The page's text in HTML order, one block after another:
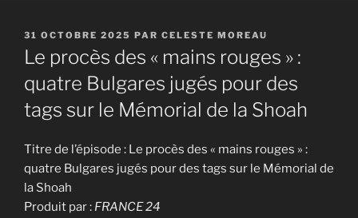
PUBLIÉ
LE
31 OCTOBRE 2025 PAR CELESTE MOREAU
Le procès des « mains rouges » :
quatre Bulgares jugés pour des
tags sur le Mémorial de la Shoah
Titre de l’épisode : Le procès des « mains rouges » :
quatre Bulgares jugés pour des tags sur le Mémorial de
la Shoah
Produit par : FRANCE 24